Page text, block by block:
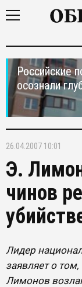
Российские
осознали
26.04.2007 10:01
Э.
чинов
Лидер
заявляет о том,
Лимонов